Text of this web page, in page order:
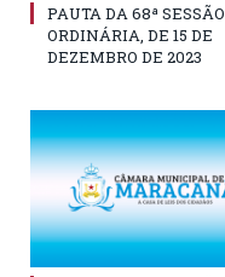
PAUTA DA 68ª SESSÃO
ORDINÁRIA, DE 15 DE
DEZEMBRO DE 2023